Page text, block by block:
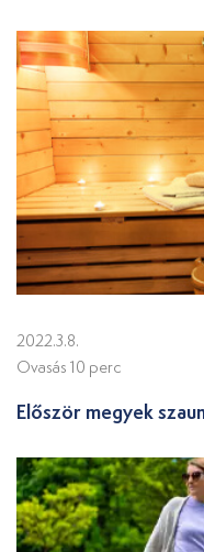
2022.3.8.
Ovasás 10 perc
Először megyek